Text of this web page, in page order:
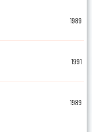
1989
1991
1989